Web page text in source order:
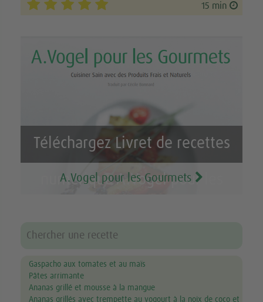
15 min
Téléchargez Livret de recettes
numérique A.Vogel pour les
A.Vogel pour les Gourmets
Gaspacho aux tomates et au maïs
Pâtes arrimante
Ananas grillé et mousse à la mangue
Ananas grillés avec trempette au yogourt à la noix de coco et